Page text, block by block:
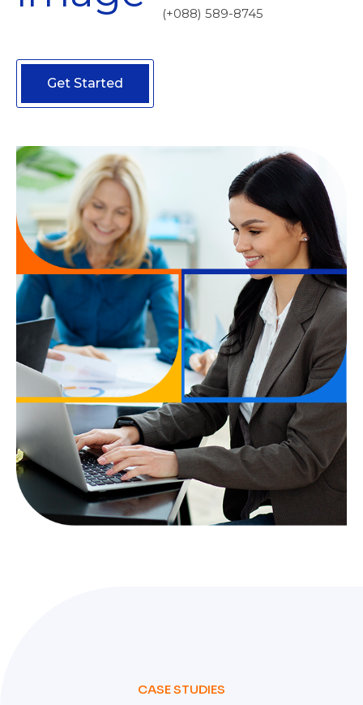
(+088) 589-8745
Get Started
CASE STUDIES